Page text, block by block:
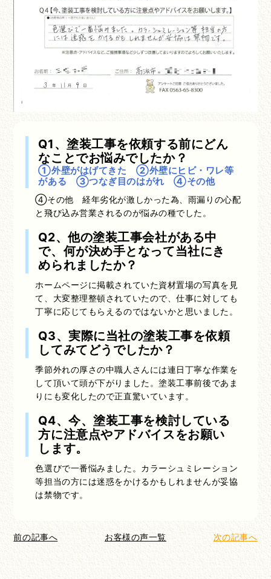
Q1、塗装工事を依頼する前にどん
なことでお悩みでしたか？
①外壁がはげてきた ②外壁にヒビ・ワレ等
がある ③つなぎ目のはがれ ④その他
④その他 経年劣化が激しかった為、雨漏りの心配
と飛び込み営業されるのが悩みの種でした。
Q2、他の塗装工事会社がある中
で、何が決め手となって当社にき
められましたか？
ホームページに掲載されていた資材置場の写真を見
て、大変整理整頓されていたので、仕事に対しても
丁寧に応じてもらえるのではないかと思いました。
Q3、実際に当社の塗装工事を依頼
してみてどうでしたか？
季節外れの厚さの中職人さんには連日丁寧な作業を
して頂いて頭が下がりました。塗装工事前後であま
りにも変化したので正直驚いています。
Q4、今、塗装工事を検討している
方に注意点やアドバイスをお願い
します。
色選びで一番悩みました。カラーシュミレーション
等担当の方には迷惑をかけるかもしれませんが妥協
は禁物です。
前の記事へ お客様の声一覧 次の記事へ